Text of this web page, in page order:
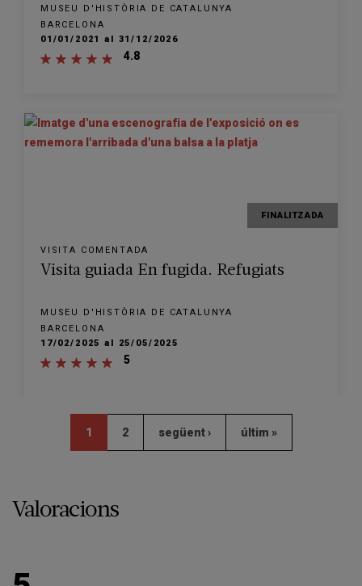
MUSEU D'HISTÒRIA DE CATALUNYA
BARCELONA
01/01/2021 al 31/12/2026
4.8
FINALITZADA
VISITA COMENTADA
Visita guiada En fugida. Refugiats
MUSEU D'HISTÒRIA DE CATALUNYA
BARCELONA
17/02/2025 al 25/05/2025
5
1 2 següent › últim »
Valoracions